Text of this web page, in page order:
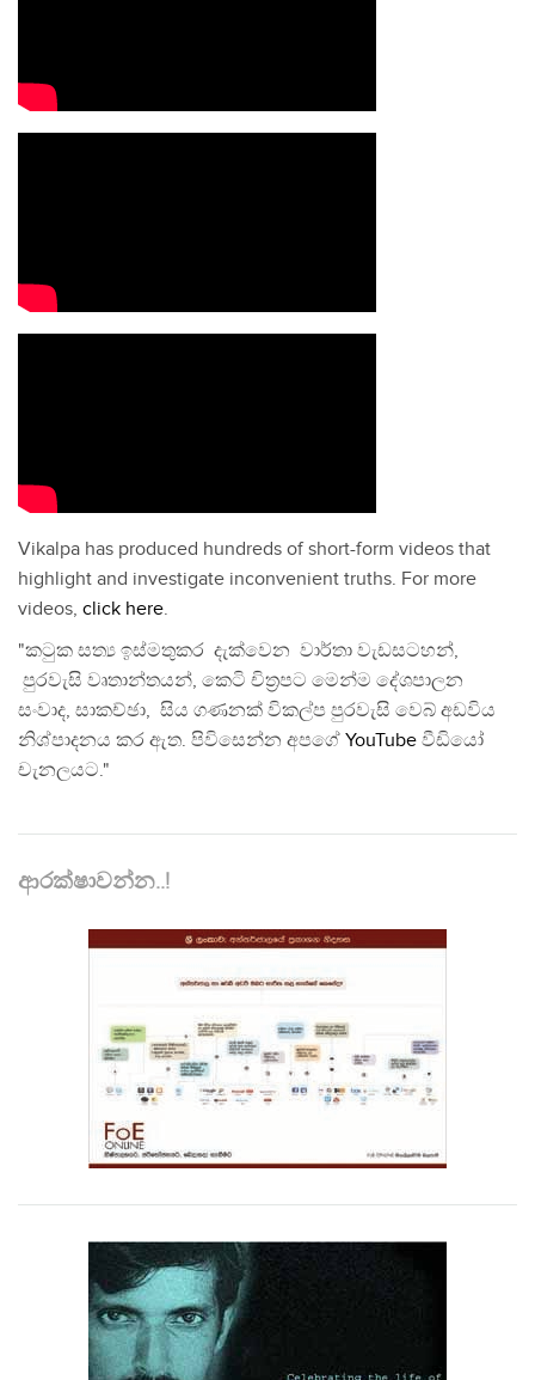
Vikalpa has produced hundreds of short-form videos that
highlight and investigate inconvenient truths. For more
videos, click here.
"කටුක සත්‍ය ඉස්මතුකර දැක්වෙන වාර්තා වැඩසටහන්,
පුරවැසි වෘතාන්තයන්, කෙටි චිත්‍රපට මෙන්ම දේශපාලන
සංවාද, සාකච්ඡා, සිය ගණනක් විකල්ප පුරවැසි වෙබ් අඩවිය
නිශ්පාදනය කර ඇත. පිවිසෙන්න අපගේ YouTube වීඩියෝ
චැනලයට."
ආරක්ෂාවන්න..!